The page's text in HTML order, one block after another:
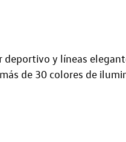
deportivo y líneas
de 30 colores de